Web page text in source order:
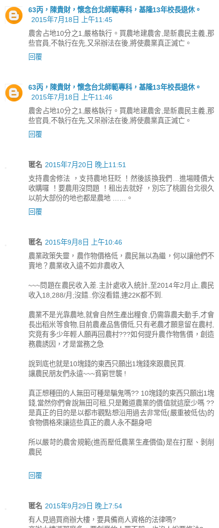
63丙，陳貴財，懷念台北師範專科，基隆13年校長退休。
2015年7月18日 上午11:45
農舍占地10分之1,嚴格執行。買農地建農舍,是新農民主義,那
些官員,不執行在先,又呆辦法在後,將使農業真正滅亡。
回覆
63丙，陳貴財，懷念台北師範專科，基隆13年校長退休。
2015年7月18日 上午11:46
農舍占地10分之1,嚴格執行。買農地建農舍,是新農民主義,那
些官員,不執行在先,又呆辦法在後,將使農業真正滅亡。
回覆
匿名 2015年7月20日 晚上11:51
支持農舍修法 ，支持農地狂貶 ！然後該換我們…進場賤價大
收購囉 ！要農用沒問題 ！租出去就好 ，別忘了桃園台北很久
以前大部份的地也都是農地 ……。
回覆
匿名 2015年9月8日 上午10:46
農業政策失靈，農作物價格低，農民無以為繼，何以讓他們不
賣地？農業收入遠不如非農收入
~~~問題在農民收入差.主計處收入統計,至2014年2月止,農民
收入18,288/月;沒錯..你沒看錯,連22K都不到.
農業不是光靠農地,就會自然生產出糧食,仍需靠農夫動手,才會
長出稻米等食物,目前農產品售價低,只有老農才願意留在農村,
究竟有多少年輕人願再回農村???如何提升農作物售價，創造
務農誘因，才是當務之急
說到底也就是10塊錢的東西只願出1塊錢來跟農民買.
讓農民朋友們永遠~~~貧窮世襲 !
真正想種田的人無田可種是騙鬼嗎?? 10塊錢的東西只願出1塊
錢,當然你們會說無田可租,只是難道農業的價值就這麼少嗎 ??
是真正的目的是以都市觀點想沿用過去非常低(嚴重被低估)的
食物價格來讓這些真正的農人永不翻身吧
所以嚴苛的農舍規範(進而壓低農業生產價值)是在打壓、剝削
農民
回覆
匿名 2015年9月29日 晚上7:54
有人見過買商辦大樓，要具備商人資格的法律嗎?